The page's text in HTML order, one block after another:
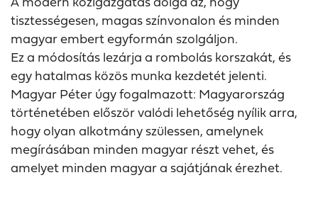
tisztességesen, magas színvonalon és minden
magyar embert egyformán szolgáljon.
Ez a módosítás lezárja a rombolás korszakát, és
egy hatalmas közös munka kezdetét jelenti.
Magyar Péter úgy fogalmazott: Magyarország
történetében először valódi lehetőség nyílik arra,
hogy olyan alkotmány szülessen, amelynek
megírásában minden magyar részt vehet, és
amelyet minden magyar a sajátjának érezhet.